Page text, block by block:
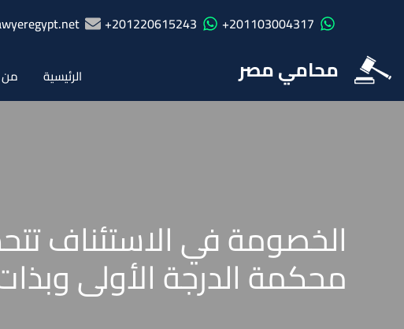
201103004317+
201220615243+
محامي مصر الرئيسية
الخصومة في الاستئناف
محكمة الدرجة الأولى وبذات